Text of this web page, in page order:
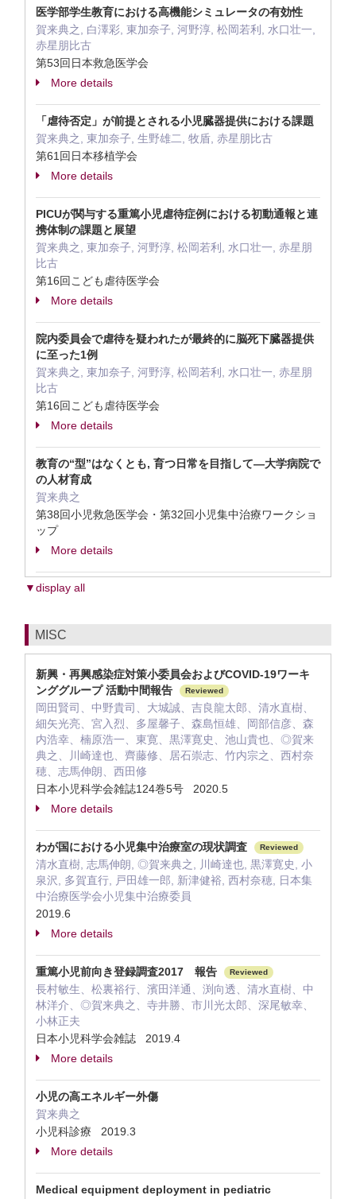
医学部学生教育における高機能シミュレータの有効性
賀来典之, 白澤彩, 東加奈子, 河野淳, 松岡若利, 水口壮一,
赤星朋比古
第53回日本救急医学会
More details
「虐待否定」が前提とされる小児臓器提供における課題
賀来典之, 東加奈子, 生野雄二, 牧盾, 赤星朋比古
第61回日本移植学会
More details
PICUが関与する重篤小児虐待症例における初動通報と連
携体制の課題と展望
賀来典之, 東加奈子, 河野淳, 松岡若利, 水口壮一, 赤星朋
比古
第16回こども虐待医学会
More details
院内委員会で虐待を疑われたが最終的に脳死下臓器提供
に至った1例
賀来典之, 東加奈子, 河野淳, 松岡若利, 水口壮一, 赤星朋
比古
第16回こども虐待医学会
More details
教育の“型”はなくとも, 育つ日常を目指して―大学病院で
の人材育成
賀来典之
第38回小児救急医学会・第32回小児集中治療ワークショ
ップ
More details
▼display all
MISC
新興・再興感染症対策小委員会およびCOVID-19ワーキ
ンググループ 活動中間報告
Reviewed
岡田賢司、中野貴司、大城誠、吉良龍太郎、清水直樹、
細矢光亮、宮入烈、多屋馨子、森島恒雄、岡部信彦、森
内浩幸、楠原浩一、東寛、黒澤寛史、池山貴也、◎賀来
典之、川崎達也、齊藤修、居石崇志、竹内宗之、西村奈
穂、志馬伸朗、西田修
日本小児科学会雑誌124巻5号 2020.5
More details
わが国における小児集中治療室の現状調査 Reviewed
清水直樹, 志馬伸朗, ◎賀来典之, 川崎達也, 黒澤寛史, 小
泉沢, 多賀直行, 戸田雄一郎, 新津健裕, 西村奈穂, 日本集
中治療医学会小児集中治療委員
2019.6
More details
重篤小児前向き登録調査2017 報告 Reviewed
長村敏生、松裏裕行、濱田洋通、渕向透、清水直樹、中
林洋介、◎賀来典之、寺井勝、市川光太郎、深尾敏幸、
小林正夫
日本小児科学会雑誌 2019.4
More details
小児の高エネルギー外傷
賀来典之
小児科診療 2019.3
More details
Medical equipment deployment in pediatric